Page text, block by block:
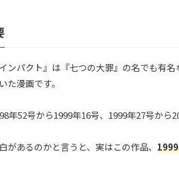
インパクト』は『七つの大罪』の名でも有
た漫画です。
年52号から1999年16号、1999年27号から
があるのかと言うと、実はこの作品、